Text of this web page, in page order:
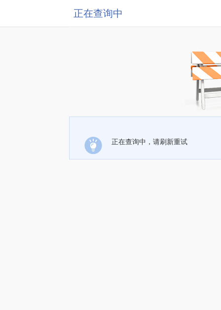
正在查询中
正在查询中，请刷新重试